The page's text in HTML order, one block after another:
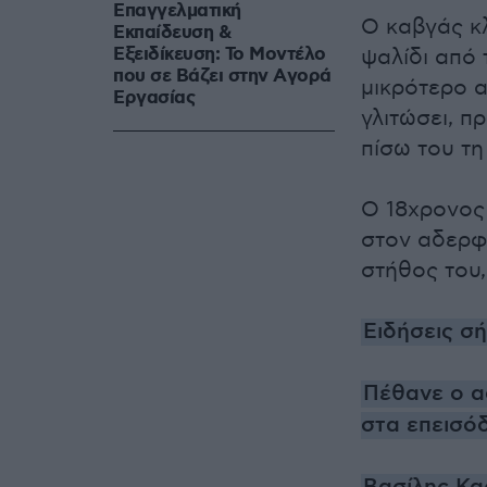
Ο καβγάς
ψαλίδι από
μικρότερο
γλιτώσει,
πίσω του
Ο 18χρονος
στον
στήθος
Ειδήσεις
Πέθανε ο
στα
Επαγγελματική
Εκπαίδευση &
Εξειδίκευση: Το Mοντέλο
που σε Bάζει στην Aγορά
Eργασίας